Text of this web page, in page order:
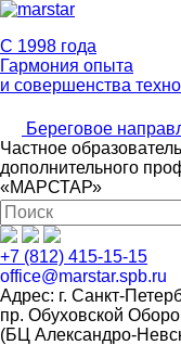
C 1998 года
Гармония опыта
и совершенства
Береговое
Частное
дополнительного
«МАРСТАР»
+7 (812) 415-15-15
office@marstar.spb.ru
Адрес: г. Санкт-
пр. Обуховской
(БЦ Александро-